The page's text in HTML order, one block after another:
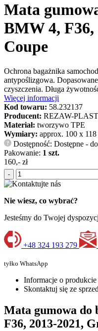
Mata
BMW 4, F36,
Coupe
Ochrona bagażnika
antypoślizgowa.
czyszczenia. Długa
Więcej informacji
Kod towaru: 58.232137
Producent: REZAW-PLAST
Materiał: tworzywo TPE
Wymiary: approx. 100 x 118
?
Dostępność: Dostępne -
Pakowanie: 1 szt.
160,- zł
-
Nie wiesz, co wybrać?
Jesteśmy do Twojej
+48 324 193 279
tyłko WhatsApp
Informacje o produkcie
Skontaktuj się ze
Mata gumowa do
F36, 2013-2021,